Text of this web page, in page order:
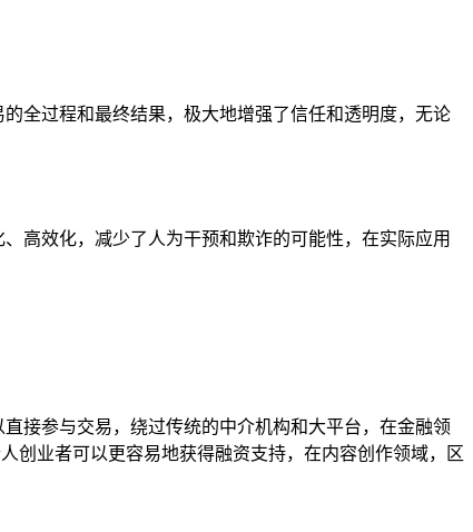
全过程和最终结果，极大地增强了信任和透明度，无论
高效化，减少了人为干预和欺诈的可能性，在实际应用
接参与交易，绕过传统的中介机构和大平台，在金融领
创业者可以更容易地获得融资支持，在内容创作领域，区